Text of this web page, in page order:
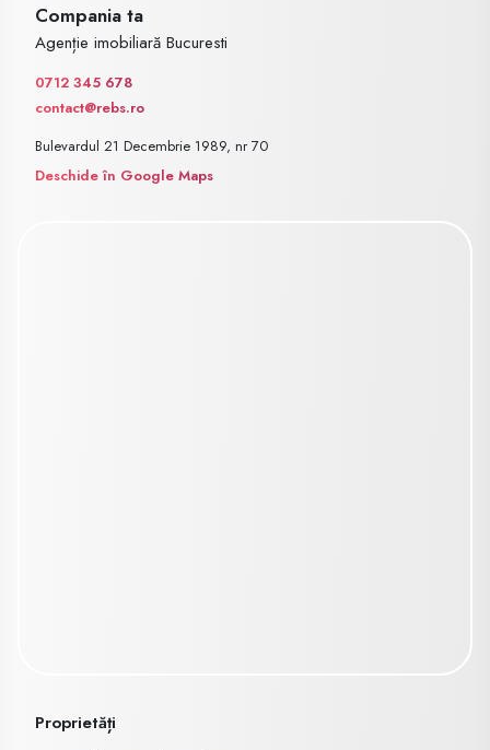
Compania ta
Agenție imobiliară Bucuresti
0712 345 678
contact@rebs.ro
Bulevardul 21 Decembrie 1989, nr 70
Deschide în Google Maps
Proprietăți